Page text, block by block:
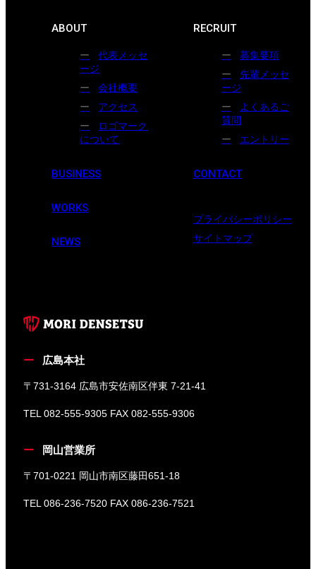
ABOUT
代表メッセ
ージ
会社概要
アクセス
ロゴマーク
について
BUSINESS
WORKS
NEWS
RECRUIT
募集要項
先輩メッセ
ージ
よくあるご
質問
エントリー
CONTACT
プライバシーポリシー
サイトマップ
広島本社
〒731-3164 広島市安佐南区伴東 7-21-41
TEL 082-555-9305 FAX 082-555-9306
岡山営業所
〒701-0221 岡山市南区藤田651-18
TEL 086-236-7520 FAX 086-236-7521